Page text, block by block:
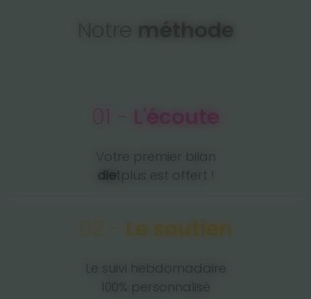
méthode
L'écoute
Votre premier bilan
dietplus est offert !
Le soutien
Le suivi hebdomadaire
100% personnalisé